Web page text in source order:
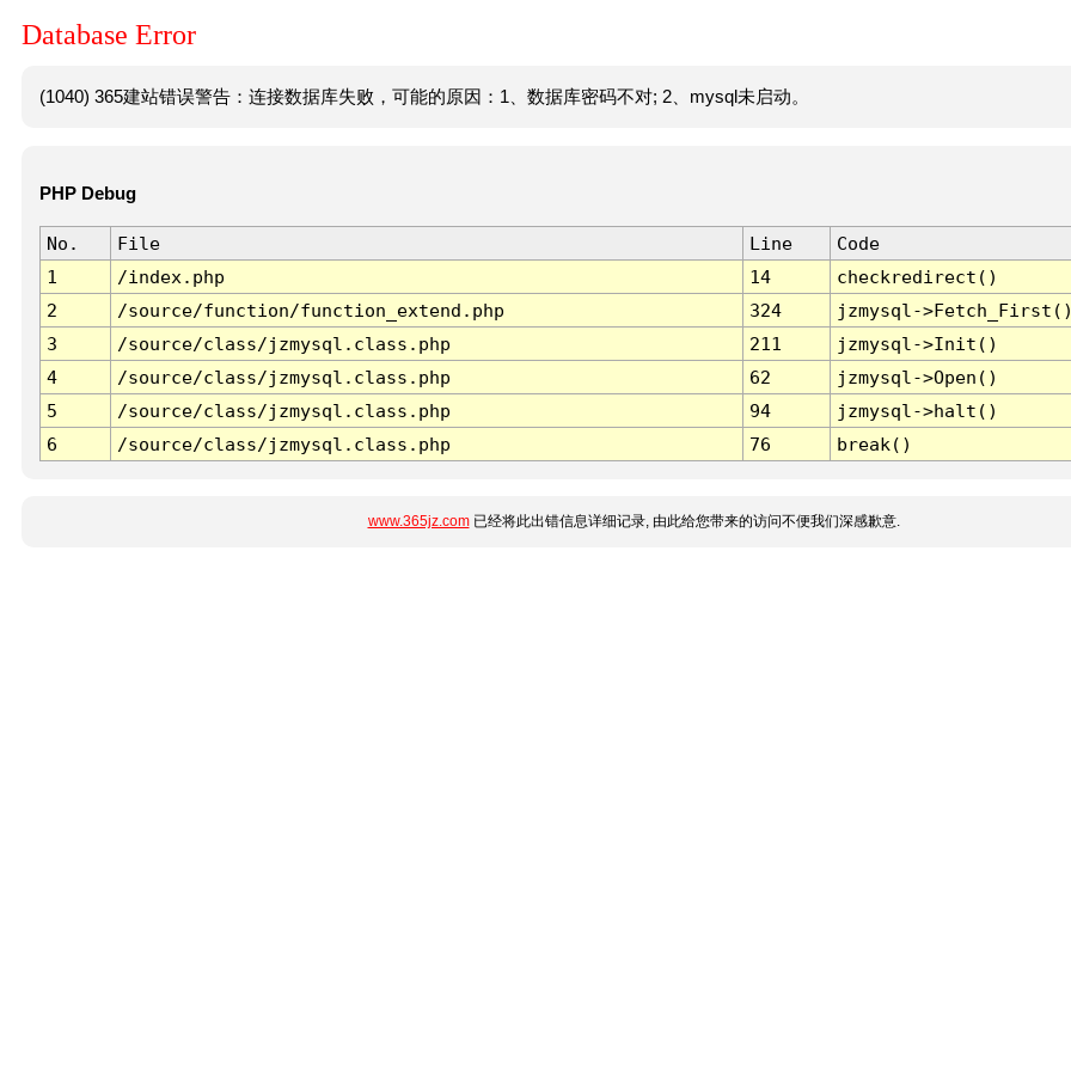
Database Error
(1040) 365建站错误警告：连接数据库失败，可能的原因：1、数据库密码不对; 2、mysql未启动。
PHP Debug
No. File Line
Code
1
/index.php 14
checkredirect()
2
/source/function/function_extend.php 324
jzmysql-
3
/source/class/jzmysql.class.php 211
jzmysql->Init()
4
/source/class/jzmysql.class.php 62
jzmysql->Open()
5
/source/class/jzmysql.class.php 94
jzmysql->halt()
6
/source/class/jzmysql.class.php 76 break()
www.365jz.com已经将此出错信息详细记录, 由此给您带来的访问不便我们深感歉意.